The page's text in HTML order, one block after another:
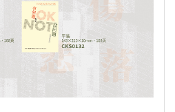
產品目錄